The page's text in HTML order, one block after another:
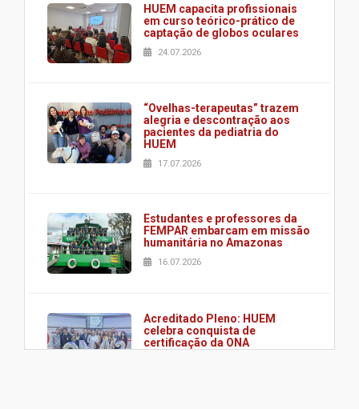
HUEM capacita profissionais
em curso teórico-prático de
captação de globos oculares
24.07.2026
“Ovelhas-terapeutas” trazem
alegria e descontração aos
pacientes da pediatria do
HUEM
17.07.2026
Estudantes e professores da
FEMPAR embarcam em missão
humanitária no Amazonas
16.07.2026
Acreditado Pleno: HUEM
celebra conquista de
certificação da ONA